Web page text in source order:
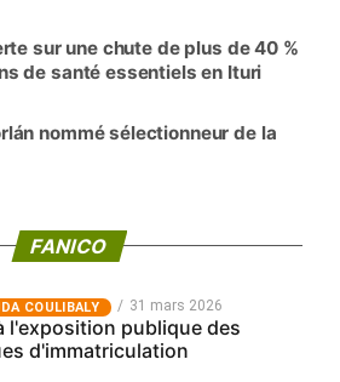
sur une chute de plus de 40 %
de santé essentiels en Ituri
nommé sélectionneur de la
FANICO
COULIBALY 31 mars 2026
l'exposition publique des
d'immatriculation